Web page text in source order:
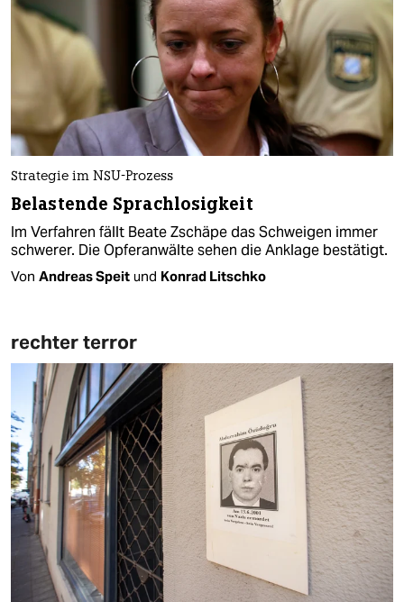
Strategie im NSU-Prozess
Belastende Sprachlosigkeit
Im Verfahren fällt Beate Zschäpe das Schweigen immer
schwerer. Die Opferanwälte sehen die Anklage bestätigt.
Von Andreas Speit und Konrad Litschko
rechter terror